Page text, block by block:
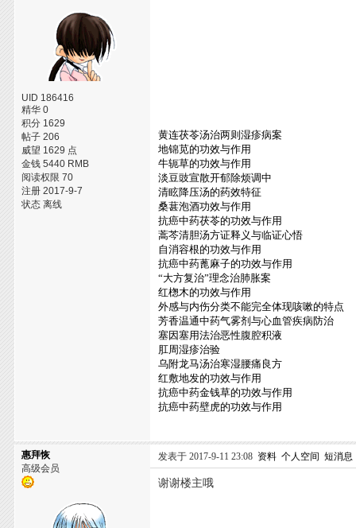
UID 186416
精华 0
积分 1629
帖子 206
威望 1629 点
金钱 5440 RMB
阅读权限 70
注册 2017-9-7
状态 离线
黄连茯苓汤治两则湿疹病案
地锦苋的功效与作用
牛轭草的功效与作用
淡豆豉宣散开郁除烦调中
清眩降压汤的药效特征
桑葚泡酒功效与作用
抗癌中药茯苓的功效与作用
蒿芩清胆汤方证释义与临证心悟
自消容根的功效与作用
抗癌中药蓖麻子的功效与作用
“大方复治”理念治肺胀案
红楤木的功效与作用
外感与内伤分类不能完全体现咳嗽的特点
芳香温通中药气雾剂与心血管疾病防治
塞因塞用法治恶性腹腔积液
肛周湿疹治验
乌附龙马汤治寒湿腰痛良方
红敷地发的功效与作用
抗癌中药金钱草的功效与作用
抗癌中药壁虎的功效与作用
惠拜恢
高级会员
发表于 2017-9-11 23:08 资料 个人空间 短消息
谢谢楼主哦